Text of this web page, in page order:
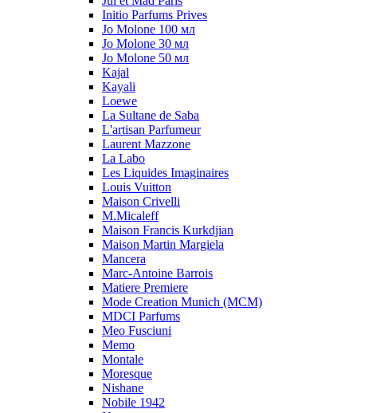
Initio Parfums Prives
Jo Molone 100 мл
Jo Molone 30 мл
Jo Molone 50 мл
Kajal
Kayali
Loewe
La Sultane de Saba
L'artisan Parfumeur
Laurent Mazzone
La Labo
Les Liquides Imaginaires
Louis Vuitton
Maison Crivelli
M.Micaleff
Maison Francis Kurkdjian
Maison Martin Margiela
Mancera
Marc-Antoine Barrois
Matiere Premiere
Mode Creation Munich (MCM)
MDCI Parfums
Meo Fusciuni
Memo
Montale
Moresque
Nishane
Nobile 1942